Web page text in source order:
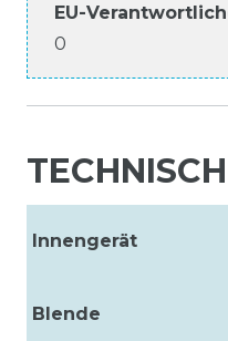
EU-
0
Innengerät
Blende